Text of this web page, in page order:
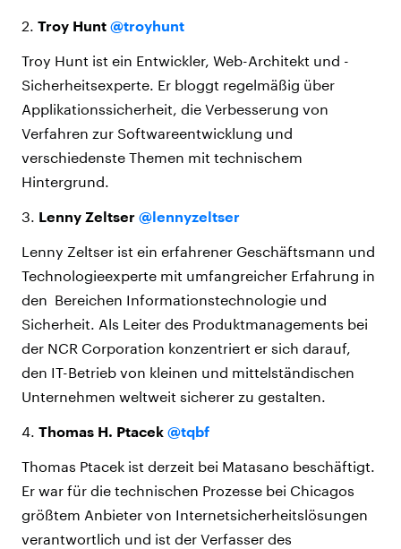
2. Troy Hunt @troyhunt
Troy Hunt ist ein Entwickler, Web-Architekt und -
Sicherheitsexperte. Er bloggt regelmäßig über
Applikationssicherheit, die Verbesserung von
Verfahren zur Softwareentwicklung und
verschiedenste Themen mit technischem
Hintergrund.
3. Lenny Zeltser @lennyzeltser
Lenny Zeltser ist ein erfahrener Geschäftsmann und
Technologieexperte mit umfangreicher Erfahrung in
den Bereichen Informationstechnologie und
Sicherheit. Als Leiter des Produktmanagements bei
der NCR Corporation konzentriert er sich darauf,
den IT-Betrieb von kleinen und mittelständischen
Unternehmen weltweit sicherer zu gestalten.
4. Thomas H. Ptacek @tqbf
Thomas Ptacek ist derzeit bei Matasano beschäftigt.
Er war für die technischen Prozesse bei Chicagos
größtem Anbieter von Internetsicherheitslösungen
verantwortlich und ist der Verfasser des